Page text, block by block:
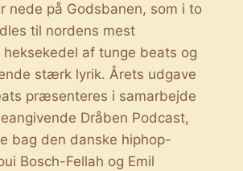
nede på Godsbanen, som i to
til nordens mest
af tunge beats og
stærk lyrik. Årets udgave
præsenteres i samarbejde
Dråben Podcast,
bag den danske hiphop-
Bosch-Fellah og Emil